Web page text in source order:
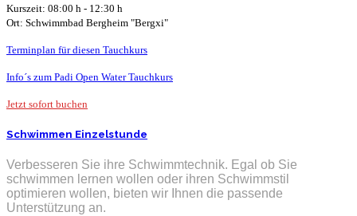
Kurszeit: 08:00 h - 12:30 h
Ort: Schwimmbad Bergheim "Bergxi"
Terminplan für diesen Tauchkurs
Info´s zum Padi Open Water Tauchkurs
Jetzt sofort buchen
Schwimmen Einzelstunde
Verbesseren Sie ihre Schwimmtechnik. Egal ob Sie
schwimmen lernen wollen oder ihren Schwimmstil
optimieren wollen, bieten wir Ihnen die passende
Unterstützung an.